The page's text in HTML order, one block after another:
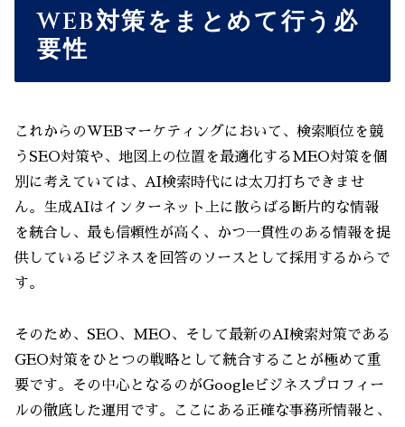
WEB対策をまとめて行う必
要性
これからのWEBマーケティングにおいて、検索順位を競
うSEO対策や、地図上の位置を最適化するMEO対策を個
別に考えていては、AI検索時代には太刀打ちできませ
ん。生成AIはインターネット上に散らばる断片的な情報
を統合し、最も信頼性が高く、かつ一貫性のある情報を提
供しているビジネスを回答のソースとして採用するからで
す。
そのため、SEO、MEO、そして最新のAI検索対策である
GEO対策をひとつの戦略として統合することが極めて重
要です。その中心となるのがGoogleビジネスプロフィー
ルの徹底した運用です。ここにある正確な事務所情報と、